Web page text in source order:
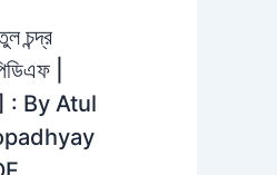
চন্দ্র
|
: By Atul